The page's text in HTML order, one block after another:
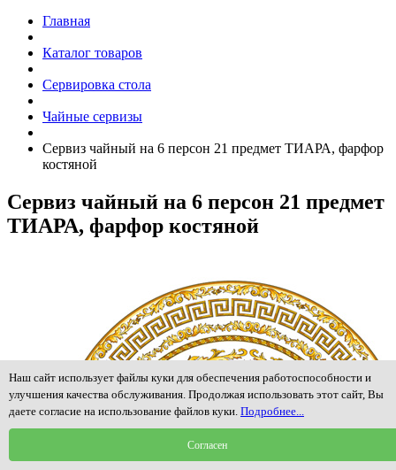
Главная
Каталог товаров
Сервировка стола
Чайные сервизы
Сервиз чайный на 6 персон 21 предмет ТИАРА, фарфор
костяной
Сервиз чайный на 6 персон 21 предмет
ТИАРА, фарфор костяной
Наш сайт использует файлы куки для обеспечения работоспособности и
улучшения качества обслуживания. Продолжая использовать этот сайт, Вы
даете согласие на использование файлов куки. Подробнее...
Согласен